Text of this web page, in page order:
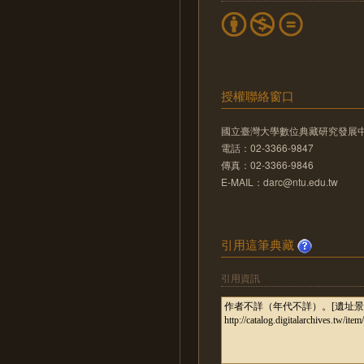
授權聯絡窗口
國立臺灣大學數位典藏研究發展
電話：02-3366-9847
傳真：02-3366-9846
E-MAIL：darc@ntu.edu.tw
引用這筆典藏
引用資訊